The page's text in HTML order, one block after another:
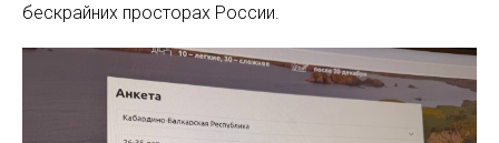
бескрайних просторах России.